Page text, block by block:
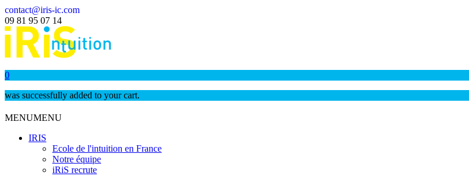
contact@iris-ic.com
09 81 95 07 14
0
was successfully added to your cart.
MENUMENU
IRIS
Ecole de l'intuition en France
Notre équipe
iRiS recrute